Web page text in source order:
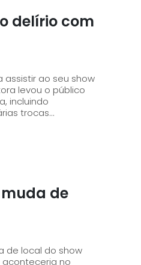
delírio com
assistir ao seu show
levou o público
incluindo
trocas...
muda de
de local do show